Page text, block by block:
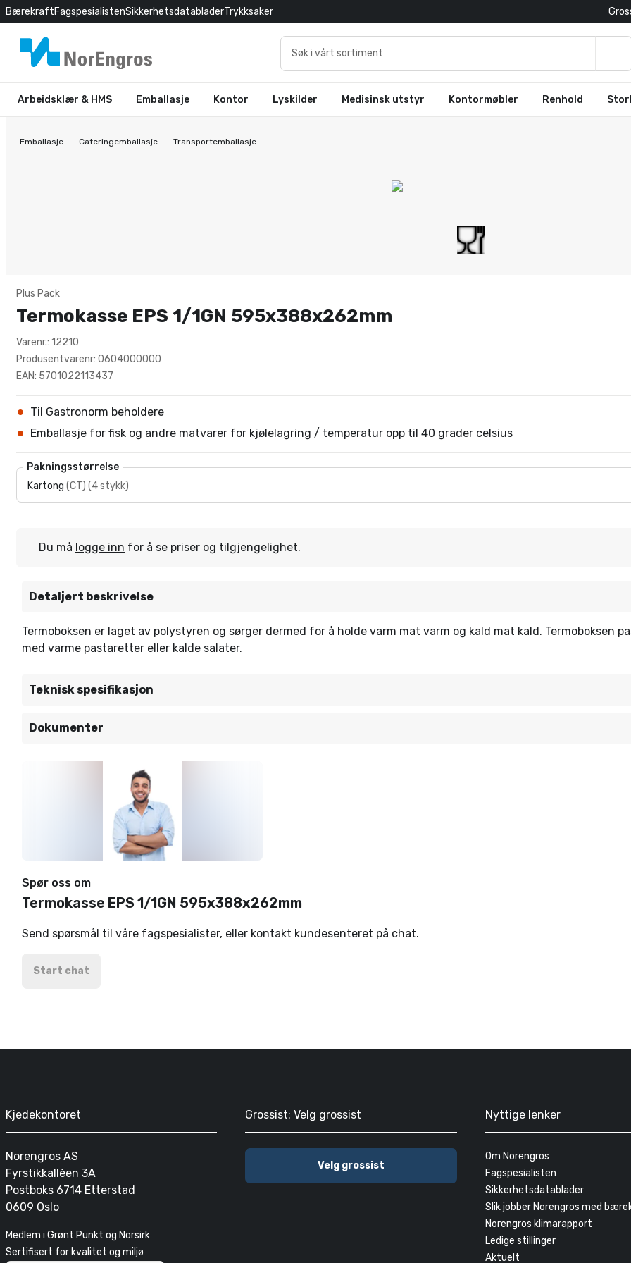
BærekraftFagspesialistenSikkerhetsdatabladerTrykksaker
Arbeidsklær & HMS Emballasje Kontor Lyskilder Medisinsk utstyr Kontormøbler Renhold
Emballasje Cateringemballasje Transportemballasje
Plus Pack
Termokasse EPS 1/1GN 595x388x262mm
Varenr.: 12210
Produsentvarenr: 0604000000
EAN: 5701022113437
Til Gastronorm beholdere
Emballasje for fisk og andre matvarer for kjølelagring / temperatur opp til 40 grader celsius
Pakningsstørrelse
Kartong (CT) (4 stykk)
Du må logge inn for å se priser og tilgjengelighet.
Detaljert beskrivelse
Termoboksen er laget av polystyren og sørger dermed for å holde varm mat varm og kald mat kald. Termoboksen
med varme pastaretter eller kalde salater.
Teknisk spesifikasjon
Dokumenter
Spør oss om
Termokasse EPS 1/1GN 595x388x262mm
Send spørsmål til våre fagspesialister, eller kontakt kundesenteret på chat.
Start chat
Kjedekontoret
Norengros AS
Fyrstikkallèen 3A
Postboks 6714 Etterstad
0609 Oslo
Medlem i Grønt Punkt og Norsirk
Sertifisert for kvalitet og miljø
Grossist: Velg grossist
Velg grossist
Nyttige lenker
Om Norengros
Fagspesialisten
Sikkerhetsdatablader
Slik jobber Norengros med
Norengros klimarapport
Ledige stillinger
Aktuelt